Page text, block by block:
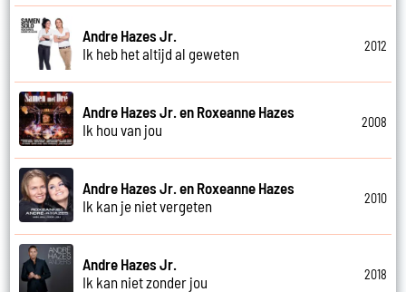
Andre Hazes Jr.
Ik heb het altijd al geweten
2012
Andre Hazes Jr. en Roxeanne Hazes
Ik hou van jou
2008
Andre Hazes Jr. en Roxeanne Hazes
Ik kan je niet vergeten
2010
Andre Hazes Jr.
Ik kan niet zonder jou
2018